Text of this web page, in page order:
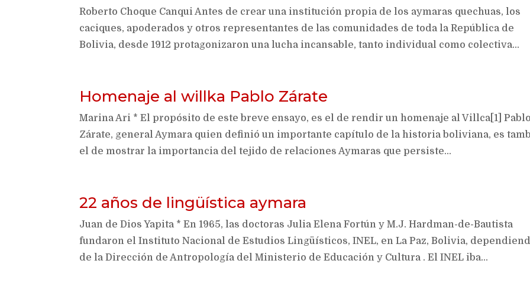
Roberto Choque Canqui Antes de crear una institución propia de los aymaras quechuas, los
caciques, apoderados y otros representantes de las comunidades de toda la República de
Bolivia, desde 1912 protagonizaron una lucha incansable, tanto individual como colectiva...
Homenaje al willka Pablo Zárate
Marina Ari * El propósito de este breve ensayo, es el de rendir un homenaje al Villca[1] Pablo
Zárate, general Aymara quien definió un importante capítulo de la historia boliviana, es
el de mostrar la importancia del tejido de relaciones Aymaras que persiste...
22 años de lingüística aymara
Juan de Dios Yapita * En 1965, las doctoras Julia Elena Fortún y M.J. Hardman-de-Bautista
fundaron el Instituto Nacional de Estudios Lingüísticos, INEL, en La Paz, Bolivia,
de la Dirección de Antropología del Ministerio de Educación y Cultura . El INEL iba...